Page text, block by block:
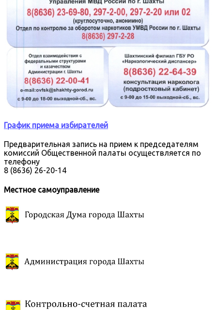
График приема избирателей
Предварительная запись на прием к председателям
комиссий Общественной палаты осуществляется по
телефону
8 (8636) 26-20-14
Местное самоуправление